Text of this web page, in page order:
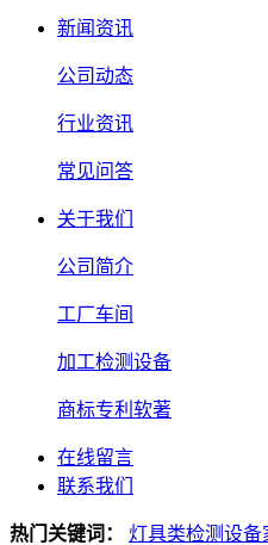
新闻资讯
公司动态
行业资讯
常见问答
关于我们
公司简介
工厂车间
加工检测设备
商标专利软著
在线留言
联系我们
热门关键词： 灯具类检测设备